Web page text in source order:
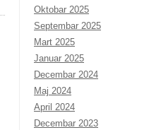
Oktobar 2025
Septembar 2025
Mart 2025
Januar 2025
Decembar 2024
Maj 2024
April 2024
Decembar 2023